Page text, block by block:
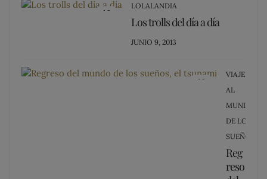
13
LOLALANDIA
Los trolls del día a día
POSTED
JUNIO 9, 2013
12
VIAJE
AL
MUNDO
DE LOS
SUEÑOS
Reg
reso